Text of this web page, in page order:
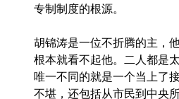
专制制度的根源。
胡锦涛是一位不折腾的主，
根本就看不起他。二人都是
唯一不同的就是一个当上了
不堪，还包括从市民到中央